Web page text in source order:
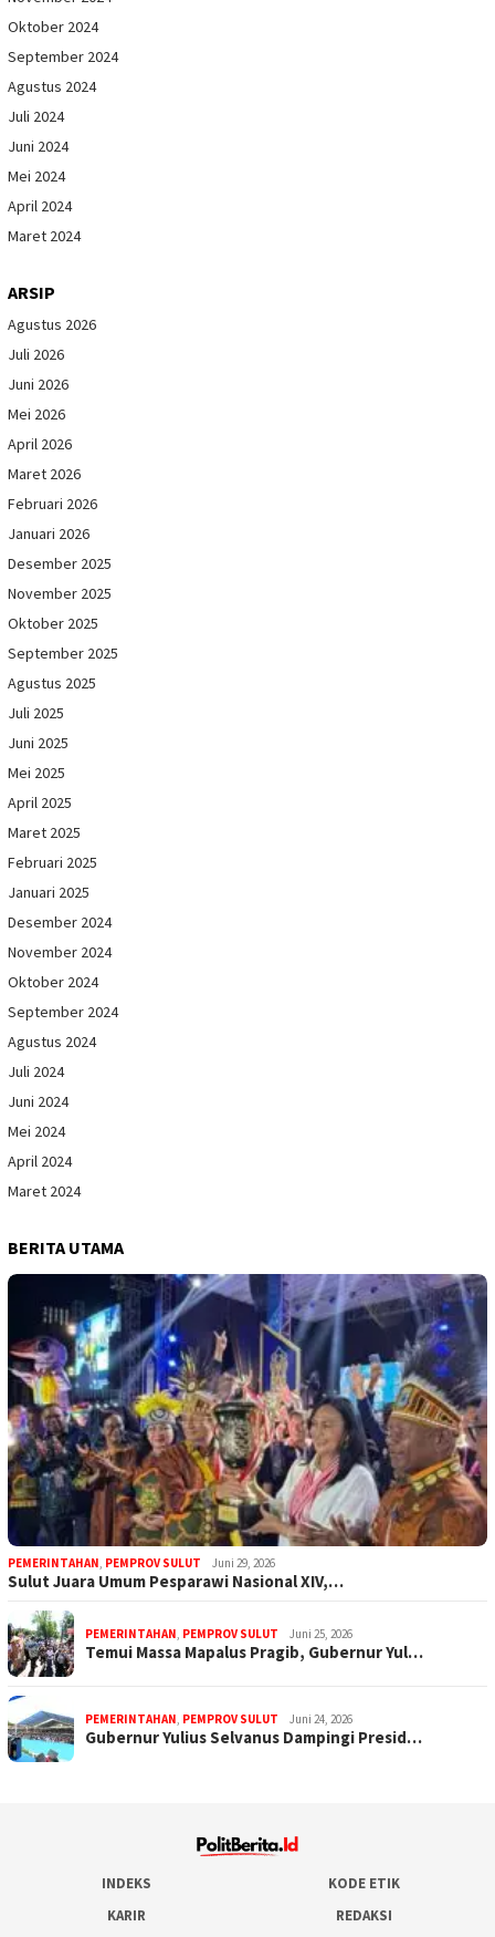
Oktober 2024
September 2024
Agustus 2024
Juli 2024
Juni 2024
Mei 2024
April 2024
Maret 2024
ARSIP
Agustus 2026
Juli 2026
Juni 2026
Mei 2026
April 2026
Maret 2026
Februari 2026
Januari 2026
Desember 2025
November 2025
Oktober 2025
September 2025
Agustus 2025
Juli 2025
Juni 2025
Mei 2025
April 2025
Maret 2025
Februari 2025
Januari 2025
Desember 2024
November 2024
Oktober 2024
September 2024
Agustus 2024
Juli 2024
Juni 2024
Mei 2024
April 2024
Maret 2024
BERITA UTAMA
PEMERINTAHAN PEMPROV SULUT Juni 29, 2026
Sulut Juara Umum Pesparawi Nasional XIV,…
PEMERINTAHAN PEMPROV SULUT Juni 25, 2026
Temui Massa Mapalus Pragib, Gubernur Yul…
PEMERINTAHAN PEMPROV SULUT Juni 24, 2026
Gubernur Yulius Selvanus Dampingi Presid…
INDEKS
KODE ETIK
KARIR
REDAKSI